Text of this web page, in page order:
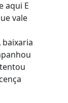
aqui E
vale
baixaria